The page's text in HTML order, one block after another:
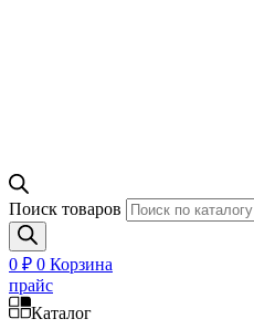
Поиск товаров
0 ₽ 0 Корзина
прайс
Каталог